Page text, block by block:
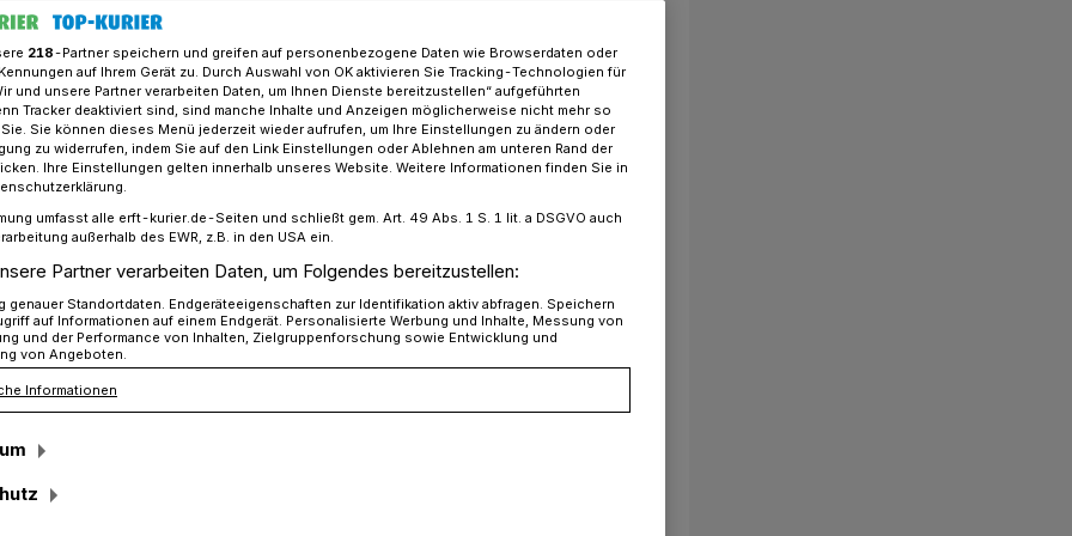
Christian Abels, Arbeiter für die Jugendlichen
für die Jugendlichen
Lagerfeuer mit
Kakao“
ist vor ein paar Jahren als
Verwaltung gekommen.
Jugendarbeit – unter Förderung
Michael Heesch – komplett
218-Partner speichern und greifen auf personenbezogene Daten wie Browserdaten oder
auf Ihrem Gerät zu. Durch Auswahl von OK aktivieren Sie Tracking-Technologien für
und unsere Partner verarbeiten Daten, um Ihnen Dienste bereitzustellen“ aufgeführten
Tracker deaktiviert sind, sind manche Inhalte und Anzeigen möglicherweise nicht mehr so
Sie können dieses Menü jederzeit wieder aufrufen, um Ihre Einstellungen zu ändern oder
zu widerrufen, indem Sie auf den Link Einstellungen oder Ablehnen am unteren Rand der
Ihre Einstellungen gelten innerhalb unseres Website. Weitere Informationen finden Sie in
umfasst alle erft-kurier.de-Seiten und schließt gem. Art. 49 Abs. 1 S. 1 lit. a DSGVO auch
außerhalb des EWR, z.B. in den USA ein.
Partner verarbeiten Daten, um Folgendes bereitzustellen:
genauer Standortdaten. Endgeräteeigenschaften zur Identifikation aktiv abfragen. Speichern
auf Informationen auf einem Endgerät. Personalisierte Werbung und Inhalte, Messung von
und der Performance von Inhalten, Zielgruppenforschung sowie Entwicklung und
von Angeboten.
Informationen